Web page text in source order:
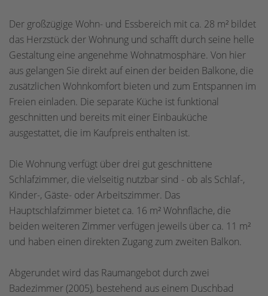
Der großzügige Wohn- und Essbereich mit ca. 28 m² bildet
das Herzstück der Wohnung und schafft durch seine helle
Gestaltung eine angenehme Wohnatmosphäre. Von hier
aus gelangen Sie direkt auf einen der beiden Balkone, die
zusätzlichen Wohnkomfort bieten und zum Entspannen im
Freien einladen. Die separate Küche ist funktional
geschnitten und bereits mit einer Einbauküche
ausgestattet, die im Kaufpreis enthalten ist.
Die Wohnung verfügt über drei gut geschnittene
Schlafzimmer, die vielseitig nutzbar sind - ob als Schlaf-,
Kinder-, Gäste- oder Arbeitszimmer. Das
Hauptschlafzimmer bietet ca. 16 m² Wohnfläche, die
beiden weiteren Zimmer verfügen jeweils über ca. 11 m²
und haben einen direkten Zugang zum zweiten Balkon.
Abgerundet wird das Raumangebot durch zwei
Badezimmer (2005), bestehend aus einem Duschbad